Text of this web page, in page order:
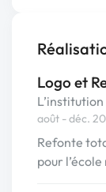
Logo et
août - déc.
Refonte
pour